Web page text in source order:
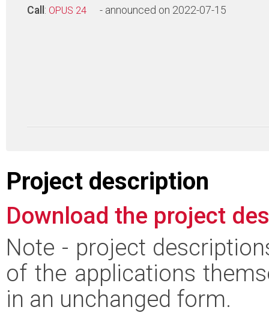
Call : OPUS 24 - announced on 2022-07-15
Project description
Download the project
Note - project
of the applications
in an unchanged form.